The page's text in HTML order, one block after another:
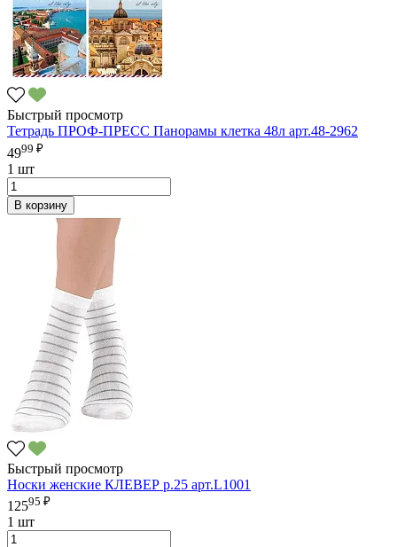
Быстрый просмотр
Тетрадь ПРОФ-ПРЕСС Панорамы клетка 48л арт.48-2962
4999 ₽
1 шт
В корзину
Быстрый просмотр
Носки женские КЛЕВЕР р.25 арт.L1001
12595 ₽
1 шт